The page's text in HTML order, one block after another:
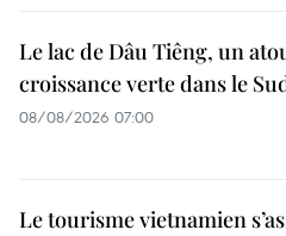
Le lac de Dâu Tiêng, un
croissance verte dans le
08/08/2026 07:00
Le tourisme vietnamien